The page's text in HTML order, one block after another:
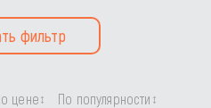
фильтр
цене↕ По популярности ↕